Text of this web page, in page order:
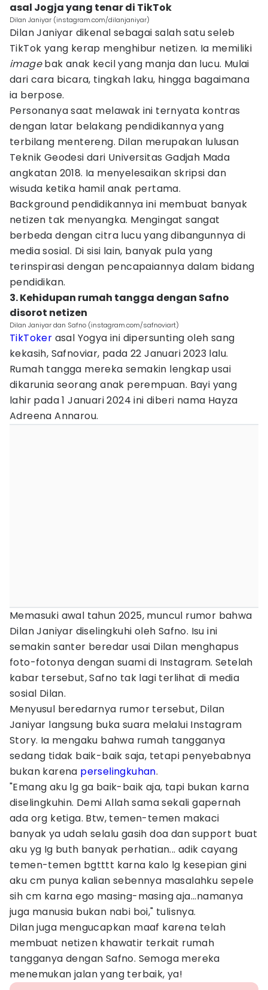
asal Jogja yang tenar di TikTok
Dilan Janiyar (instagram.com/dilanjaniyar)
Dilan Janiyar dikenal sebagai salah satu seleb
TikTok yang kerap menghibur netizen. Ia memiliki
imagebak anak kecil yang manja dan lucu. Mulai
dari cara bicara, tingkah laku, hingga bagaimana
ia berpose.
Personanya saat melawak ini ternyata kontras
dengan latar belakang pendidikannya yang
terbilang mentereng. Dilan merupakan lulusan
Teknik Geodesi dari Universitas Gadjah Mada
angkatan 2018. Ia menyelesaikan skripsi dan
wisuda ketika hamil anak pertama.
Background pendidikannya ini membuat banyak
netizen tak menyangka. Mengingat sangat
berbeda dengan citra lucu yang dibangunnya di
media sosial. Di sisi lain, banyak pula yang
terinspirasi dengan pencapaiannya dalam bidang
pendidikan.
3. Kehidupan rumah tangga dengan Safno
disorot netizen
Dilan Janiyar dan Safno (instagram.com/safnoviart)
TikToker asal Yogya ini dipersunting oleh sang
kekasih, Safnoviar, pada 22 Januari 2023 lalu.
Rumah tangga mereka semakin lengkap usai
dikarunia seorang anak perempuan. Bayi yang
lahir pada 1 Januari 2024 ini diberi nama Hayza
Adreena Annarou.
Memasuki awal tahun 2025, muncul rumor bahwa
Dilan Janiyar diselingkuhi oleh Safno. Isu ini
semakin santer beredar usai Dilan menghapus
foto-fotonya dengan suami di Instagram. Setelah
kabar tersebut, Safno tak lagi terlihat di media
sosial Dilan.
Menyusul beredarnya rumor tersebut, Dilan
Janiyar langsung buka suara melalui Instagram
Story. Ia mengaku bahwa rumah tangganya
sedang tidak baik-baik saja, tetapi penyebabnya
bukan karena perselingkuhan.
"Emang aku lg ga baik-baik aja, tapi bukan karna
diselingkuhin. Demi Allah sama sekali gapernah
ada org ketiga. Btw, temen-temen makaci
banyak ya udah selalu gasih doa dan support buat
aku yg Ig buth banyak perhatian... adik cayang
temen-temen bgtttt karna kalo lg kesepian gini
aku cm punya kalian sebennya masalahku sepele
sih cm karna ego masing-masing aja...namanya
juga manusia bukan nabi boi," tulisnya.
Dilan juga mengucapkan maaf karena telah
membuat netizen khawatir terkait rumah
tangganya dengan Safno. Semoga mereka
menemukan jalan yang terbaik, ya!